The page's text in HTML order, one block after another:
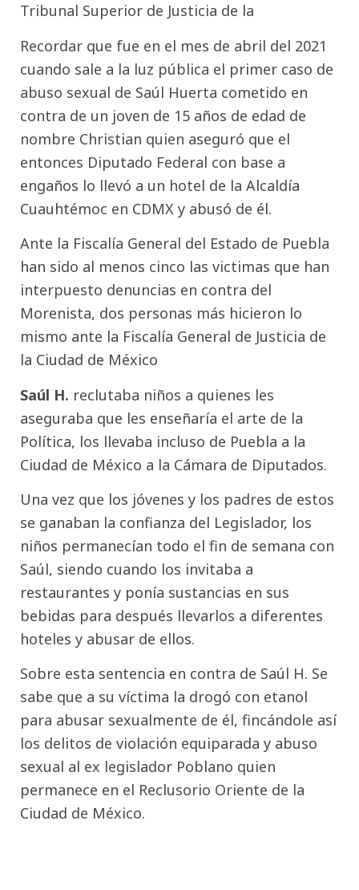
Tribunal Superior de Justicia de la
Recordar que fue en el mes de abril del 2021
cuando sale a la luz pública el primer caso de
abuso sexual de Saúl Huerta cometido en
contra de un joven de 15 años de edad de
nombre Christian quien aseguró que el
entonces Diputado Federal con base a
engaños lo llevó a un hotel de la Alcaldía
Cuauhtémoc en CDMX y abusó de él.
Ante la Fiscalía General del Estado de Puebla
han sido al menos cinco las victimas que han
interpuesto denuncias en contra del
Morenista, dos personas más hicieron lo
mismo ante la Fiscalía General de Justicia de
la Ciudad de México
Saúl H. reclutaba niños a quienes les
aseguraba que les enseñaría el arte de la
Política, los llevaba incluso de Puebla a la
Ciudad de México a la Cámara de Diputados.
Una vez que los jóvenes y los padres de estos
se ganaban la confianza del Legislador, los
niños permanecían todo el fin de semana con
Saúl, siendo cuando los invitaba a
restaurantes y ponía sustancias en sus
bebidas para después llevarlos a diferentes
hoteles y abusar de ellos.
Sobre esta sentencia en contra de Saúl H. Se
sabe que a su víctima la drogó con etanol
para abusar sexualmente de él, fincándole así
los delitos de violación equiparada y abuso
sexual al ex legislador Poblano quien
permanece en el Reclusorio Oriente de la
Ciudad de México.